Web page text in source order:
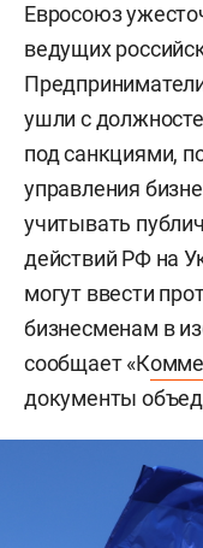
Евросоюз
ведущих
ушли с
под санкциями,
управления
учитывать
действий РФ на
могут ввести
бизнесменам в
сообщает «К
документы